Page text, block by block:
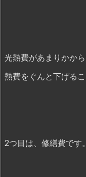
光熱費があまりかか
熱費をぐんと下げるこ
2つ目は、修繕費です。